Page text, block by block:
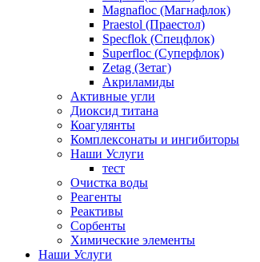
Magnafloc (Магнафлок)
Praestol (Праестол)
Specflok (Спецфлок)
Superfloc (Суперфлок)
Zetag (Зетаг)
Акриламиды
Активные угли
Диоксид титана
Коагулянты
Комплексонаты и ингибиторы
Наши Услуги
тест
Очистка воды
Реагенты
Реактивы
Сорбенты
Химические элементы
Наши Услуги